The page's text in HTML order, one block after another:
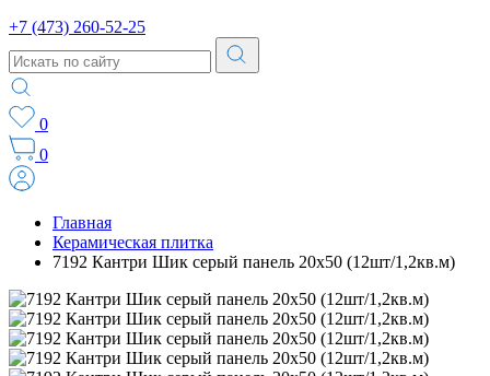
+7 (473) 260-52-25
0
0
Главная
Керамическая плитка
7192 Кантри Шик серый панель 20х50 (12шт/1,2кв.м)